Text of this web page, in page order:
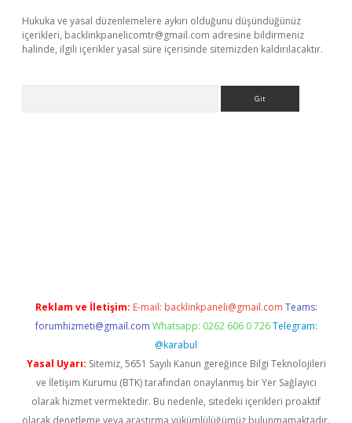
Hukuka ve yasal düzenlemelere aykırı olduğunu düşündüğünüz
içerikleri, backlinkpanelicomtr@gmail.com adresine bildirmeniz
halinde, ilgili içerikler yasal süre içerisinde sitemizden kaldırılacaktır.
Reklam ve İletişim: E-mail: backlinkpaneli@gmail.com Teams:
forumhizmeti@gmail.com Whatsapp: 0262 606 0 726 Telegram:
@karabul
Yasal Uyarı: Sitemiz, 5651 Sayılı Kanun gereğince Bilgi Teknolojileri
ve İletişim Kurumu (BTK) tarafından onaylanmış bir Yer Sağlayıcı
olarak hizmet vermektedir. Bu nedenle, sitedeki içerikleri proaktif
olarak denetleme veya araştırma yükümlülüğümüz bulunmamaktadır.